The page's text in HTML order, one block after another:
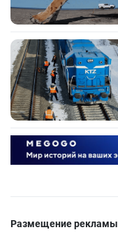
Размещение рекламы